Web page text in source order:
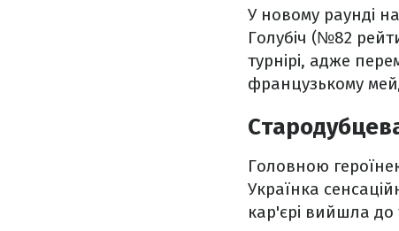
У новому раунді
Голубіч (№82
турнірі, адже
французькому
Головною
Українка
кар'єрі вийшла до